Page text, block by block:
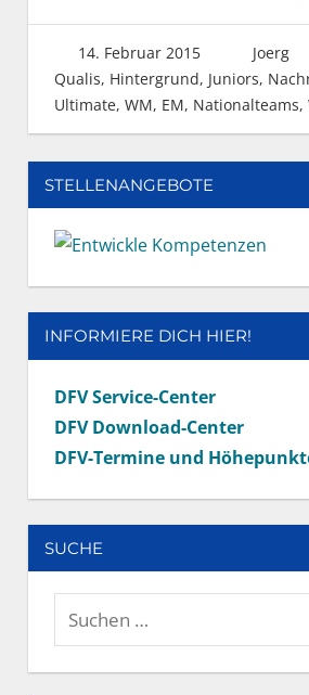
14. Februar 2015 Joerg
Qualis, Hintergrund, Juniors,
Ultimate, WM, EM, Nationalteams,
STELLENANGEBOTE
INFORMIERE DICH HIER!
DFV Service-Center
DFV Download-Center
DFV-Termine und
SUCHE
Suchen